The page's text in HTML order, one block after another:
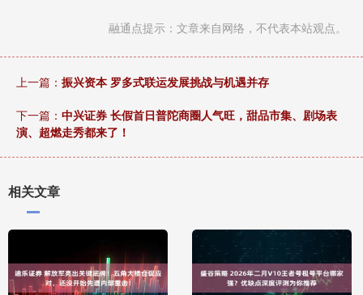
融通点提示：文章来自网络，不代表本站观点。
上一篇： 振兴资本 罗多式联运发展挑战与机遇并存
下一篇： 中兴证券 长假首日普陀商圈人气旺，甜品市集、剧场表
演、超燃走秀都来了！
相关文章